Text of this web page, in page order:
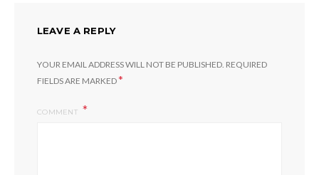
LEAVE A REPLY
YOUR EMAIL ADDRESS WILL NOT BE PUBLISHED. REQUIRED
FIELDS ARE MARKED*
COMMENT